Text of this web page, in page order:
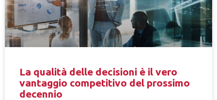
La qualità delle decisioni è il vero
vantaggio competitivo del prossimo
decennio